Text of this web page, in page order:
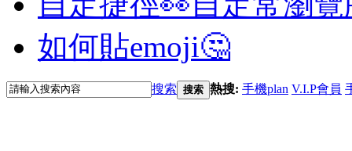
如何貼emoji🤔
搜索 搜索 熱搜: 手機plan V.I.P會員